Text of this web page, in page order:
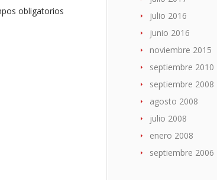
obligatorios
julio 2016
junio 2016
noviembre 2015
septiembre 2010
septiembre 2008
agosto 2008
julio 2008
enero 2008
septiembre 2006